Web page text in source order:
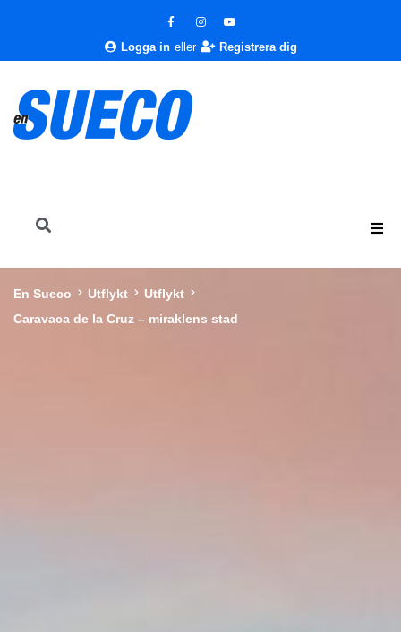
Logga in eller Registrera dig
En Sueco Utflykt
Utflykt
Caravaca de la Cruz – miraklens stad